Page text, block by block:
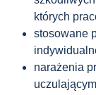
których
stosowane
narażenia